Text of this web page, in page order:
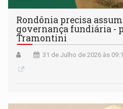
Rondônia precisa
governança fundiária -
Tramontini
31 de Julho de 2026 às